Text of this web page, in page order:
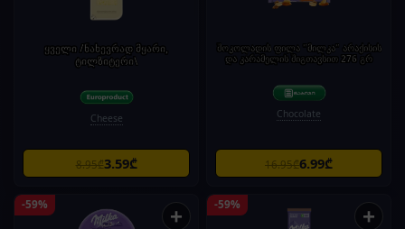
ყველი /ნახევრად მყარი,
ტილზიტერი\
Cheese
8.95₾3.59₾
შოკოლადის ფილა "მილკა" არაქისის
და კარამელის შიგთავსით 276 გრ
Chocolate
16.95₾6.99₾
-59% + -59% +